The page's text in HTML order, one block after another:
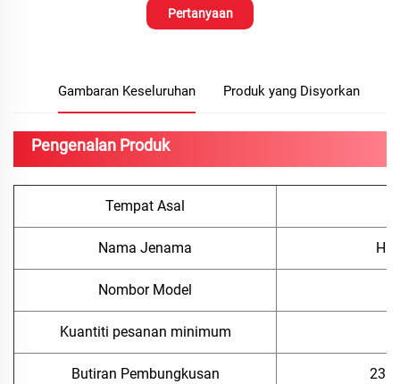
Pertanyaan
Gambaran Keseluruhan Produk yang Disyorkan
Pengenalan Produk
Tempat Asal
Nama Jenama
Nombor Model
Kuantiti pesanan minimum
Butiran Pembungkusan 23